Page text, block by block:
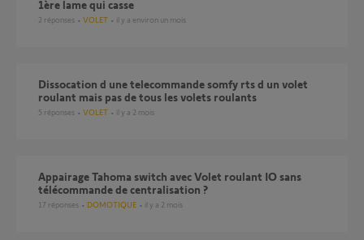
1ère lame qui casse
2 réponses VOLET il y a environ un mois
dissocation d une telecommande somfy rts d un volet
roulant mais pas de tous les volets roulants
5 réponses VOLET il y a 2 mois
Appairage Tahoma switch avec Volet roulant IO sans
télécommande de centralisation ?
17 réponses DOMOTIQUE il y a 2 mois